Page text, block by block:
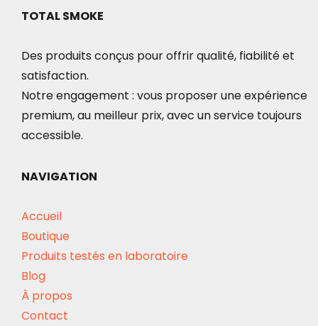
être
sur
la
TOTAL SMOKE
Des produits conçus pour offrir qualité, fiabilité et
satisfaction.
Notre engagement : vous proposer une expérience
premium, au meilleur prix, avec un service toujours
accessible.
NAVIGATION
Accueil
Boutique
Produits testés en laboratoire
Blog
À propos
Contact